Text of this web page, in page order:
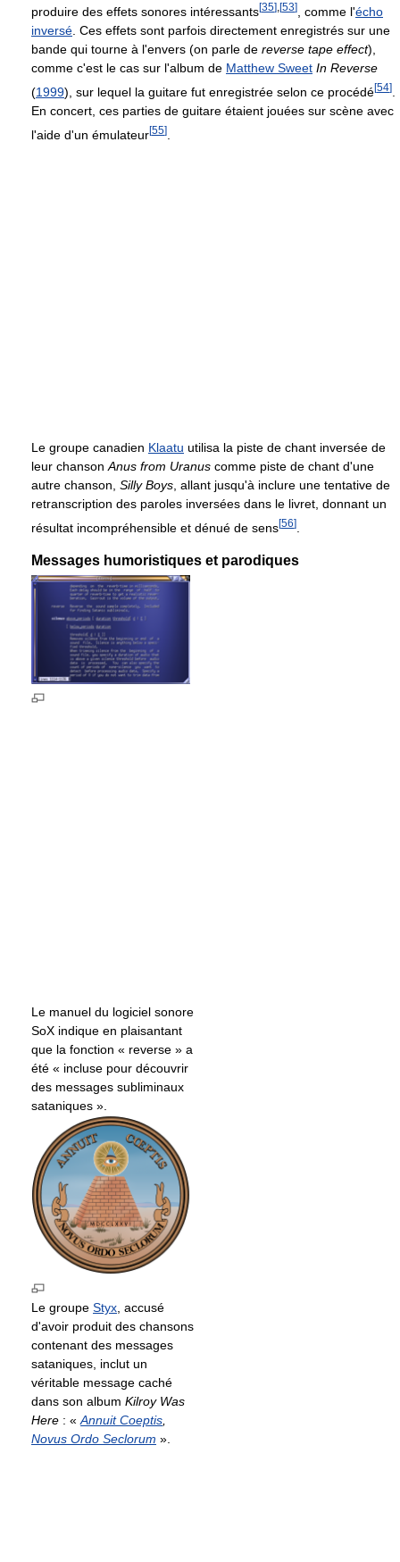
produire des effets sonores intéressants[35] [53] , comme l'écho
inversé . Ces effets sont parfois directement enregistrés sur une
bande qui tourne à l'envers (on parle de reverse tape effect),
comme c'est le cas sur l'album de Matthew Sweet In Reverse
(1999), sur lequel la guitare fut enregistrée selon ce procédé[54]
En concert, ces parties de guitare étaient jouées sur scène avec
l'aide d'un émulateur[55]
Le groupe canadien Klaatu utilisa la piste de chant inversée de
leur chansonAnus from Uranus comme piste de chant d'une
autre chanson, Silly Boys, allant jusqu'à inclure une tentative de
retranscription des paroles inversées dans le livret, donnant un
résultat incompréhensible et dénué de sens[56]
Messages humoristiques et parodiques
Le manuel du logiciel sonore
SoX indique en plaisantant
que la fonction « reverse » a
été « incluse pour découvrir
des messages subliminaux
sataniques ».
Le groupe Styx, accusé
d'avoir produit des chansons
contenant des messages
sataniques, inclut un
véritable message caché
dans son album Kilroy Was
Here : «Annuit Coeptis,
Novus Ordo Seclorum ».